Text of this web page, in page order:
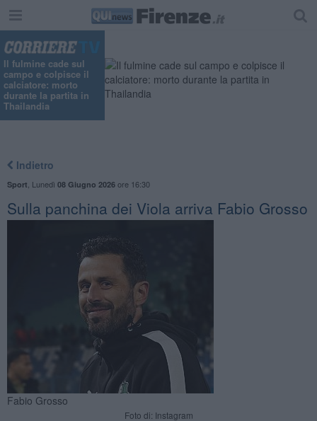
Il fulmine cade sul
campo e colpisce il
calciatore: morto
durante la partita in
Thailandia
Indietro
Sport Lunedì 08 Giugno 2026ore 16:30
Sulla panchina dei Viola arriva Fabio Grosso
Fabio Grosso
Foto di: Instagram